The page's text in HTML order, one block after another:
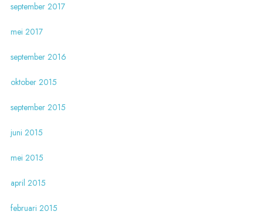
september 2017
mei 2017
september 2016
oktober 2015
september 2015
juni 2015
mei 2015
april 2015
februari 2015